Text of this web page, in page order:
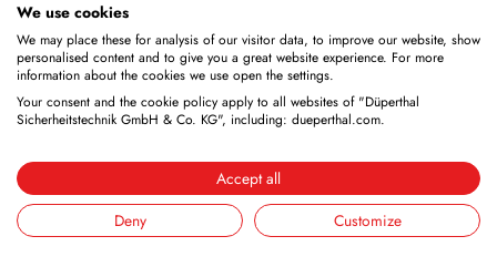
63791 Karlstein
Deutschland
Social Media
Youtube
We use cookies
We may place these for analysis of our visitor data, to improve our website, show
personalised content and to give you a great website experience. For more
information about the cookies we use open the settings.
Your consent and the cookie policy apply to all websites of "Düperthal
Sicherheitstechnik GmbH & Co. KG", including: dueperthal.com.
Accept all
Deny
Customize